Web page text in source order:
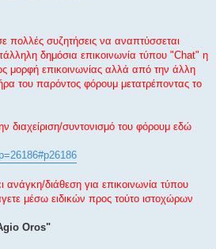
πολλές συζητήσεις να αναπτύσσεται
δημόσια επικοινωνία τύπου "Chat" η
μορφή επικοινωνίας αλλά από την άλλη
του παρόντος φόρουμ μετατρέποντας το
διαχείριση/συντονισμό του φόρουμ εδώ
ανάγκη/διάθεση για επικοινωνία τύπου
μέσω ειδικών προς τούτο ιστοχώρων
Oros"